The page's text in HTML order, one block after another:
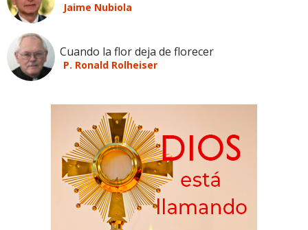
Jaime Nubiola
Cuando la flor deja de florecer
P. Ronald Rolheiser